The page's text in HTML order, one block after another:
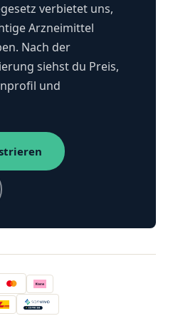
verbietet uns,
Arzneimittel
Nach der
siehst du Preis,
und